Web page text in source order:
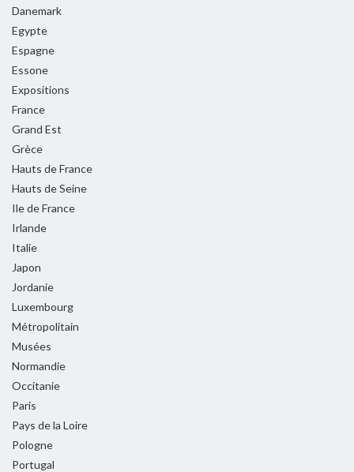
Danemark
Egypte
Espagne
Essone
Expositions
France
Grand Est
Grèce
Hauts de France
Hauts de Seine
Ile de France
Irlande
Italie
Japon
Jordanie
Luxembourg
Métropolitain
Musées
Normandie
Occitanie
Paris
Pays de la Loire
Pologne
Portugal